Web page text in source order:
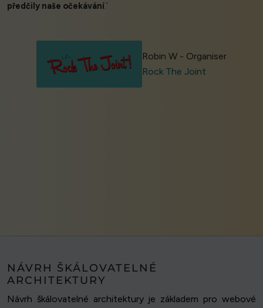
předčily naše očekávání.’
Robin W - Organiser
Rock The Joint
NÁVRH ŠKÁLOVATELNÉ
ARCHITEKTURY
Návrh škálovatelné architektury je základem pro webové